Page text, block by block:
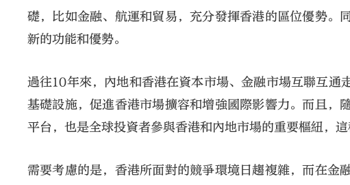
礎，比如金融、航運和貿易，充分發揮香港的區位優勢。
新的功能和優勢。
過往10年來，內地和香港在資本市場、金融市場互聯互
基礎設施，促進香港市場擴容和增強國際影響力。而且，
平台，也是全球投資者參與香港和內地市場的重要樞紐，
需要考慮的是，香港所面對的競爭環境日趨複雜，而在金